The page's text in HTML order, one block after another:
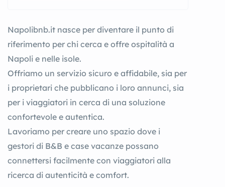
Napolibnb.it nasce per diventare il punto di
riferimento per chi cerca e offre ospitalità a
Napoli e nelle isole.
Offriamo un servizio sicuro e affidabile, sia per
i proprietari che pubblicano i loro annunci, sia
per i viaggiatori in cerca di una soluzione
confortevole e autentica.
Lavoriamo per creare uno spazio dove i
gestori di B&B e case vacanze possano
connettersi facilmente con viaggiatori alla
ricerca di autenticità e comfort.